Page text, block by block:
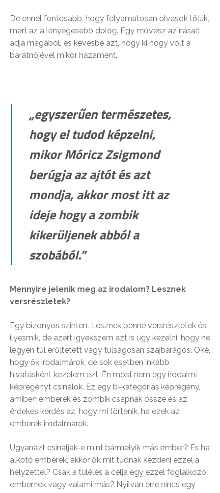
De ennél fontosabb, hogy folyamatosan olvasok tőlük,
mert az a lényegesebb dolog. Egy művész az írásait
adja magából, és kevésbé azt, hogy ki hogy volt a
barátnőjével mikor hazament.
„egyszerűen természetes,
hogy el tudod képzelni,
mikor Móricz Zsigmond
berúgja az ajtót és azt
mondja, akkor most itt az
ideje hogy a zombik
kikerüljenek abból a
szobából.”
Mennyire jelenik meg az irodalom? Lesznek
versrészletek?
Egy bizonyos szinten. Lesznek benne versrészletek és
ilyesmik, de azért igyekszem azt is úgy kezelni, hogy ne
legyen túl erőltetett vagy túlságosan szájbarágós. Oké,
hogy ők irodalmárok, de sok esetben inkább
hivatásként kezelem ezt. Én most nem egy irodalmi
képregényt csinálok. Ez egy b-kategóriás képregény,
amiben emberek és zombik csapnak össze és az
érdekes kérdés az, hogy mi történik, ha ezek az
emberek irodalmárok.
Ugyanazt csinálják-e mint bármelyik más ember? És ha
alkotó emberek, akkor ők mit tudnak kezdeni ezzel a
helyzettel? Csak a túlélés a célja egy ezzel foglalkozó
embernek vagy valami más? Nyilván erre nincs egy